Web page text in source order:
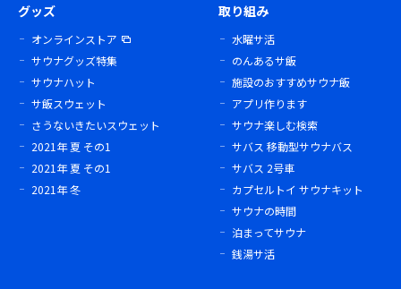
グッズ
オンラインストア
サウナグッズ特集
サウナハット
サ飯スウェット
さうないきたいスウェット
2021年 夏 その1
2021年 夏 その1
2021年 冬
取り組み
水曜サ活
のんあるサ飯
施設のおすすめサウナ飯
アプリ作ります
サウナ楽しむ検索
サバス 移動型サウナバス
サバス 2号車
カプセルトイ サウナキット
サウナの時間
泊まってサウナ
銭湯サ活